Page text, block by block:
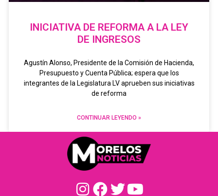
INICIATIVA DE REFORMA A LA LEY
DE INGRESOS
Agustín Alonso, Presidente de la Comisión de Hacienda,
Presupuesto y Cuenta Pública; espera que los
integrantes de la Legislatura LV aprueben sus iniciativas
de reforma
CONTINUAR LEYENDO »